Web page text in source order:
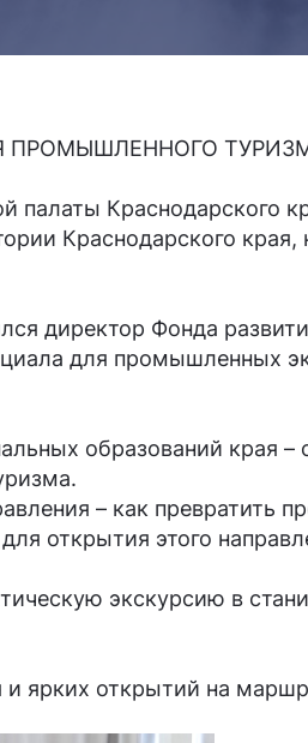
ПРОМЫШЛЕННОГО
палаты Краснодарского
Краснодарского
директор Фонда
для промышленных
образований края
– как
открытия этого
экскурсию в
ярких открытий на